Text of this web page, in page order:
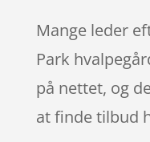
Mange leder
Park
på nettet, og
at finde tilbud